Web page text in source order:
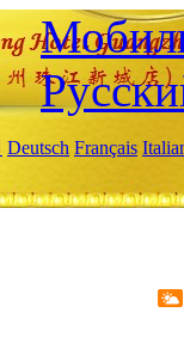
Deutsch Français